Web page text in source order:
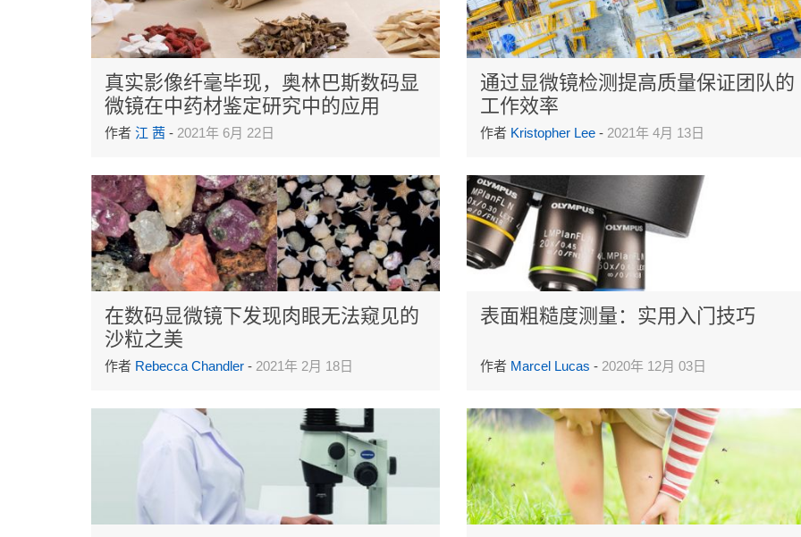
真实影像纤毫毕现，奥林巴斯数码显
微镜在中药材鉴定研究中的应用
作者 江 茜 - 2021年 6月 22日
通过显微镜检测提高质量保证团队的
工作效率
作者 Kristopher Lee - 2021年 4月 13日
在数码显微镜下发现肉眼无法窥见的
沙粒之美
作者 Rebecca Chandler - 2021年 2月 18日
表面粗糙度测量：实用入门技巧
作者 Marcel Lucas - 2020年 12月 03日